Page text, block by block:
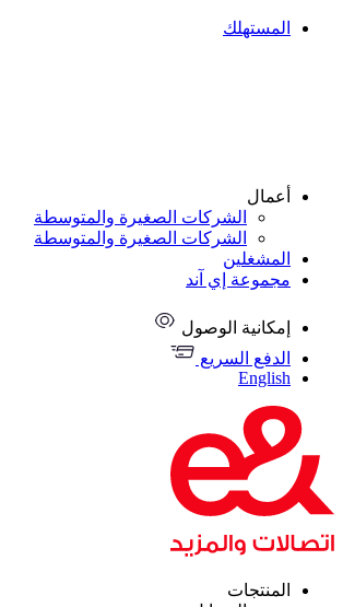
المستهلك
أعمال
الشركات الصغيرة والمتوسطة
الشركات الصغيرة والمتوسطة
المشغلين
مجموعة إي آند
إمكانية الوصول
الدفع السريع
English
المنتجات